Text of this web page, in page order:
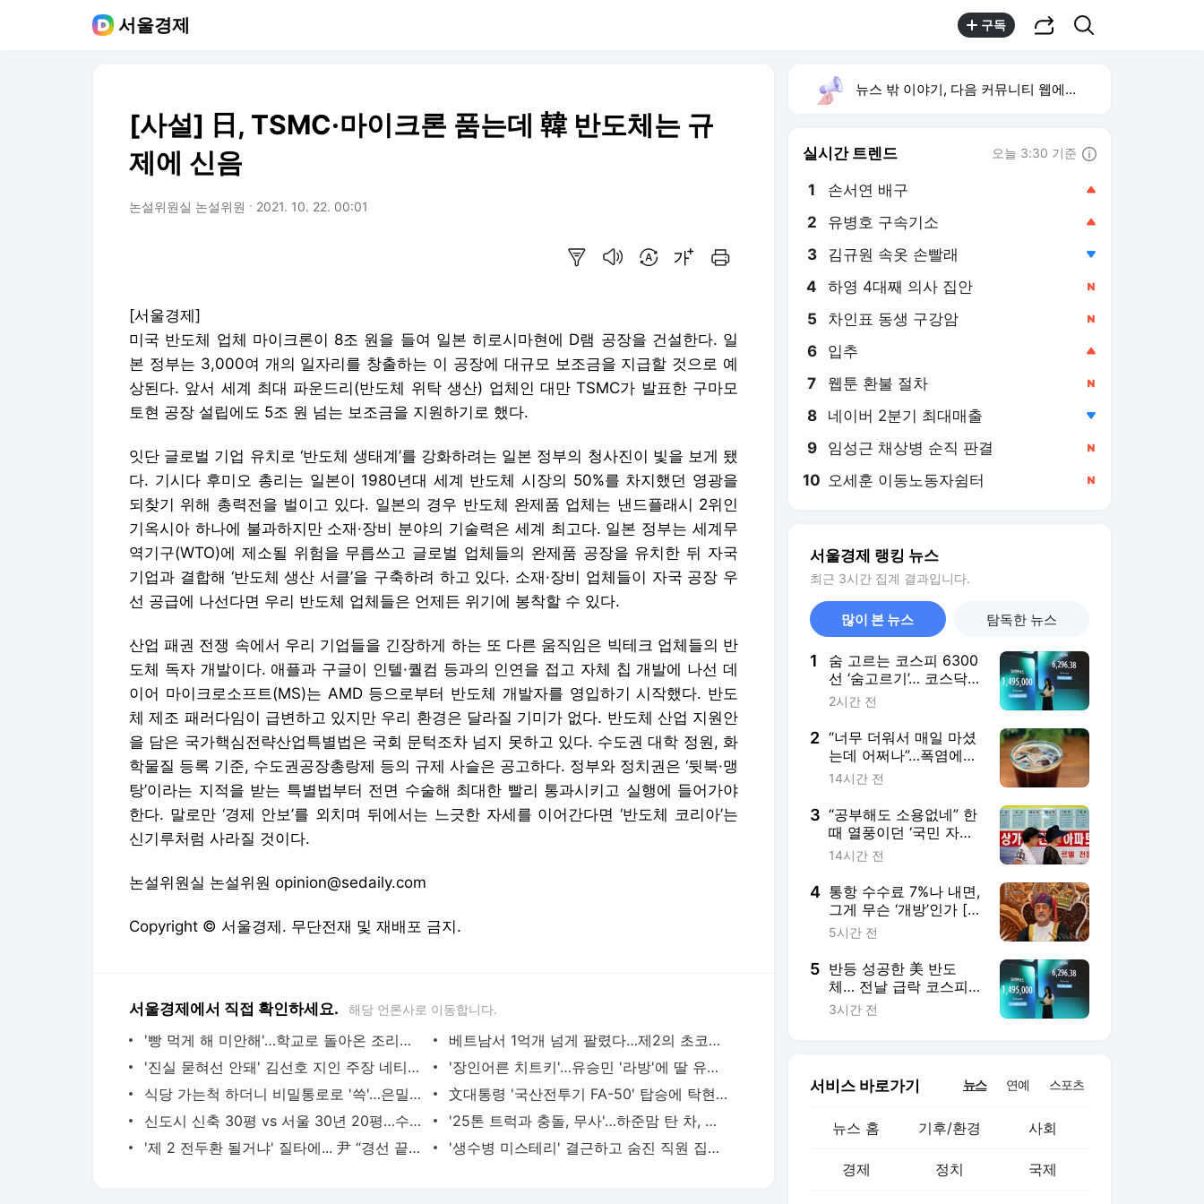
서울경제 구독
[사설] 日, TSMC·마이크론 품는데 韓 반도체는 규
제에 신음
논설위원실 논설위원 2021. 10. 22. 00:01
[서울경제]
미국 반도체 업체 마이크론이 8조 원을 들여 일본 히로시마현에 D램 공장을 건설한다. 일
본 정부는 3,000여 개의 일자리를 창출하는 이 공장에 대규모 보조금을 지급할 것으로 예
상된다. 앞서 세계 최대 파운드리(반도체 위탁 생산) 업체인 대만 TSMC가 발표한 구마모
토현 공장 설립에도 5조 원 넘는 보조금을 지원하기로 했다.
잇단 글로벌 기업 유치로 ‘반도체 생태계’를 강화하려는 일본 정부의 청사진이 빛을 보게 됐
다. 기시다 후미오 총리는 일본이 1980년대 세계 반도체 시장의 50%를 차지했던 영광을
되찾기 위해 총력전을 벌이고 있다. 일본의 경우 반도체 완제품 업체는 낸드플래시 2위인
기옥시아 하나에 불과하지만 소재·장비 분야의 기술력은 세계 최고다. 일본 정부는 세계무
역기구(WTO)에 제소될 위험을 무릅쓰고 글로벌 업체들의 완제품 공장을 유치한 뒤 자국
기업과 결합해 ‘반도체 생산 서클’을 구축하려 하고 있다. 소재·장비 업체들이 자국 공장 우
선 공급에 나선다면 우리 반도체 업체들은 언제든 위기에 봉착할 수 있다.
산업 패권 전쟁 속에서 우리 기업들을 긴장하게 하는 또 다른 움직임은 빅테크 업체들의 반
도체 독자 개발이다. 애플과 구글이 인텔·퀄컴 등과의 인연을 접고 자체 칩 개발에 나선 데
이어 마이크로소프트(MS)는 AMD 등으로부터 반도체 개발자를 영입하기 시작했다. 반도
체 제조 패러다임이 급변하고 있지만 우리 환경은 달라질 기미가 없다. 반도체 산업 지원안
을 담은 국가핵심전략산업특별법은 국회 문턱조차 넘지 못하고 있다. 수도권 대학 정원, 화
학물질 등록 기준, 수도권공장총랑제 등의 규제 사슬은 공고하다. 정부와 정치권은 ‘뒷북·맹
탕’이라는 지적을 받는 특별법부터 전면 수술해 최대한 빨리 통과시키고 실행에 들어가야
한다. 말로만 ‘경제 안보’를 외치며 뒤에서는 느긋한 자세를 이어간다면 ‘반도체 코리아’는
신기루처럼 사라질 것이다.
논설위원실 논설위원 opinion@sedaily.com
Copyright © 서울경제. 무단전재 및 재배포 금지.
서울경제에서 직접 확인하세요. 해당 언론사로 이동합니다.
'빵 먹게 해 미안해'…학교로 돌아온 조리원들의 ‘특별한 점심’
베트남서 1억개 넘게 팔렸다…제2의 초코파이 등극한 '안(An)'
'진실 묻혀선 안돼' 김선호 지인 주장 네티즌, 폭로 예고 '파장'
'장인어른 치트키'…유승민 '라방'에 딸 유담 떴다
식당 가는척 하더니 비밀통로로 '쓱'…은밀한 그곳의 실체
文대통령 '국산전투기 FA-50' 탑승에 탁현민 '심장 쫄깃했다'
신도시 신축 30평 vs 서울 30년 20평…수억 가른 '부부의 선택'
'25톤 트럭과 충돌, 무사'…하준맘 탄 차, 박지윤 가족 지킨 '볼보 XC90'
'제 2 전두환 될거냐' 질타에... 尹 “경선 끝나면 광주 달려가겠다”
'생수병 미스테리' 결근하고 숨진 직원 집에서 독극물 발견…사전 검색도
뉴스 밖 이야기, 다음 커뮤니티 웹에서 보기
실시간 트렌드 오늘 3:30 기준
1 손서연 배구
2 유병호 구속기소
3 김규원 속옷 손빨래
4 하영 4대째 의사 집안
5 차인표 동생 구강암
6 입추
7 웹툰 환불 절차
8 네이버 2분기 최대매출
9 임성근 채상병 순직 판결
10 오세훈 이동노동자쉼터
서울경제 랭킹 뉴스
최근 3시간 집계 결과입니다.
많이 본 뉴스 탐독한 뉴스
1
숨 고르는 코스피 6300
선 ‘숨고르기’… 코스닥 6
거래일 연속 상승 [이런
2시간 전
2 “너무 더워서 매일 마셨
는데 어쩌나”…폭염에
‘아이스 커피’ 들이켰다
14시간 전
3 “공부해도 소용없네” 한
때 열풍이던 ‘국민 자격
증’…4년 만에 반토막 난
14시간 전
4 통항 수수료 7%나 내면,
그게 무슨 ‘개방’인가 [트
럼프 스톡커]
5시간 전
5 반등 성공한 美 반도
체… 전날 급락 코스피,
프리장 반격 탐색 [코주
3시간 전
서비스 바로가기 뉴스 연예 스포츠
뉴스 홈 기후/환경 사회
경제 정치 국제